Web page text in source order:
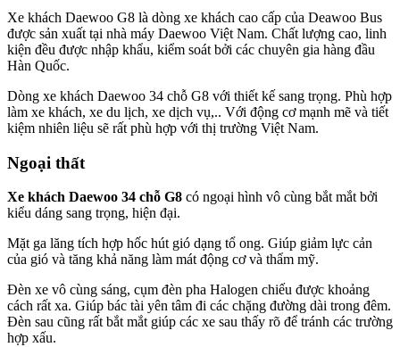
Xe khách Daewoo G8 là dòng xe khách cao cấp của Deawoo Bus
được sản xuất tại nhà máy Daewoo Việt Nam. Chất lượng cao, linh
kiện đều được nhập khẩu, kiểm soát bởi các chuyên gia hàng đầu
Hàn Quốc.
Dòng xe khách Daewoo 34 chỗ G8 với thiết kế sang trọng. Phù hợp
làm xe khách, xe du lịch, xe dịch vụ,.. Với động cơ mạnh mẽ và tiết
kiệm nhiên liệu sẽ rất phù hợp với thị trường Việt Nam.
Ngoại thất
Xe khách Daewoo 34 chỗ G8 có ngoại hình vô cùng bắt mắt bởi
kiểu dáng sang trọng, hiện đại.
Mặt ga lăng tích hợp hốc hút gió dạng tổ ong. Giúp giảm lực cản
của gió và tăng khả năng làm mát động cơ và thẩm mỹ.
Đèn xe vô cùng sáng, cụm đèn pha Halogen chiếu được khoảng
cách rất xa. Giúp bác tài yên tâm đi các chặng đường dài trong đêm.
Đèn sau cũng rất bắt mắt giúp các xe sau thấy rõ để tránh các trường
hợp xấu.